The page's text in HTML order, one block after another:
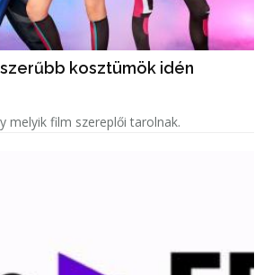
kosztümök idén
melyik film szereplői tarolnak.